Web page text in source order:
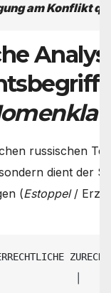
am Konflikt
russischen
dient der
(Estoppel/